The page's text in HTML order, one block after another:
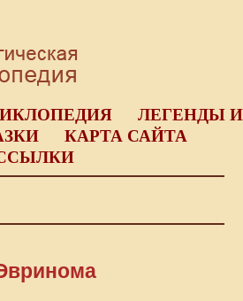
ЛЕГЕНДЫ И
КАРТА САЙТА